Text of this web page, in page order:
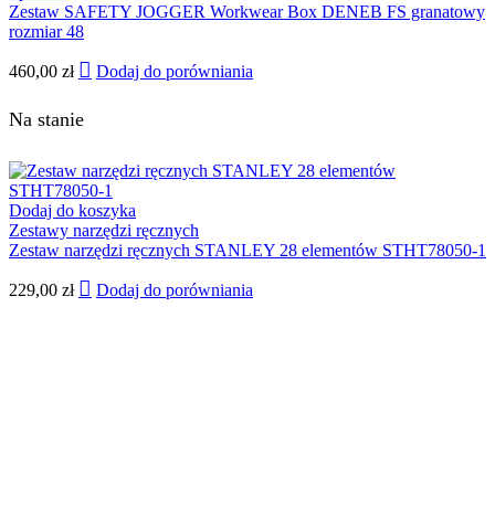
Zestaw SAFETY JOGGER Workwear Box DENEB FS granatowy
rozmiar 48
460,00 zł Dodaj do porówniania
Na stanie
Dodaj do koszyka
Zestawy narzędzi ręcznych
Zestaw narzędzi ręcznych STANLEY 28 elementów STHT78050-1
229,00 zł Dodaj do porówniania